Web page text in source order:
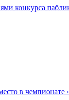
конкурса
в чемпионате